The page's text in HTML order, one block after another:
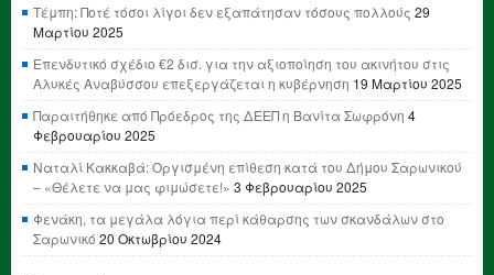
Τέμπη: Ποτέ τόσοι λίγοι δεν εξαπάτησαν τόσους πολλούς 29
Μαρτίου 2025
Επενδυτικό σχέδιο €2 δισ. για την αξιοποίηση του ακινήτου στις
Αλυκές Αναβύσσου επεξεργάζεται η κυβέρνηση 19 Μαρτίου 2025
Παραιτήθηκε από Πρόεδρος της ΔΕΕΠ η Βανίτα Σωφρόνη 4
Φεβρουαρίου 2025
Ναταλί Κακκαβά: Οργισμένη επίθεση κατά του Δήμου Σαρωνικού
– «Θέλετε να μας φιμώσετε!» 3 Φεβρουαρίου 2025
Φενάκη, τα μεγάλα λόγια περί κάθαρσης των σκανδάλων στο
Σαρωνικό 20 Οκτωβρίου 2024